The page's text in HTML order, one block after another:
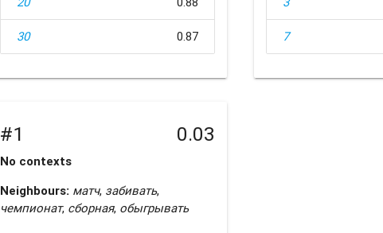
30 0.87 7
#1 0.03
No contexts
Neighbours: матч, забивать,
чемпионат, сборная, обыгрывать